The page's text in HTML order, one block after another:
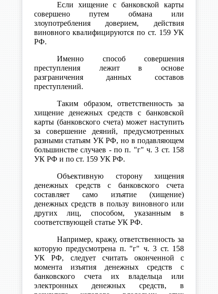
Если хищение с банковской карты
совершено путем обмана или
злоупотребления доверием, действия
виновного квалифицируются по ст. 159 УК
РФ.
Именно способ совершения
преступления лежит в основе
разграничения данных составов
преступлений.
Таким образом, ответственность за
хищение денежных средств с банковской
карты (банковского счета) может наступить
за совершение деяний, предусмотренных
разными статьям УК РФ, но в подавляющем
большинстве случаев - по п. "г" ч. 3 ст. 158
УК РФ и по ст. 159 УК РФ.
Объективную сторону хищения
денежных средств с банковского счета
составляет само изъятие (хищение)
денежных средств в пользу виновного или
других лиц, способом, указанным в
соответствующей статье УК РФ.
Например, кражу, ответственность за
которую предусмотрена п. "г" ч. 3 ст. 158
УК РФ, следует считать оконченной с
момента изъятия денежных средств с
банковского счета их владельца или
электронных денежных средств, в